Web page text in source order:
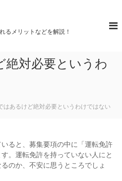
るメリットなどを解説！
絶対必要というわ
はあるけど絶対必要というわけではない
ると、募集要項の中に「運転免許
。運転免許を持っていない人にと
のか、不安に思うところでしょ